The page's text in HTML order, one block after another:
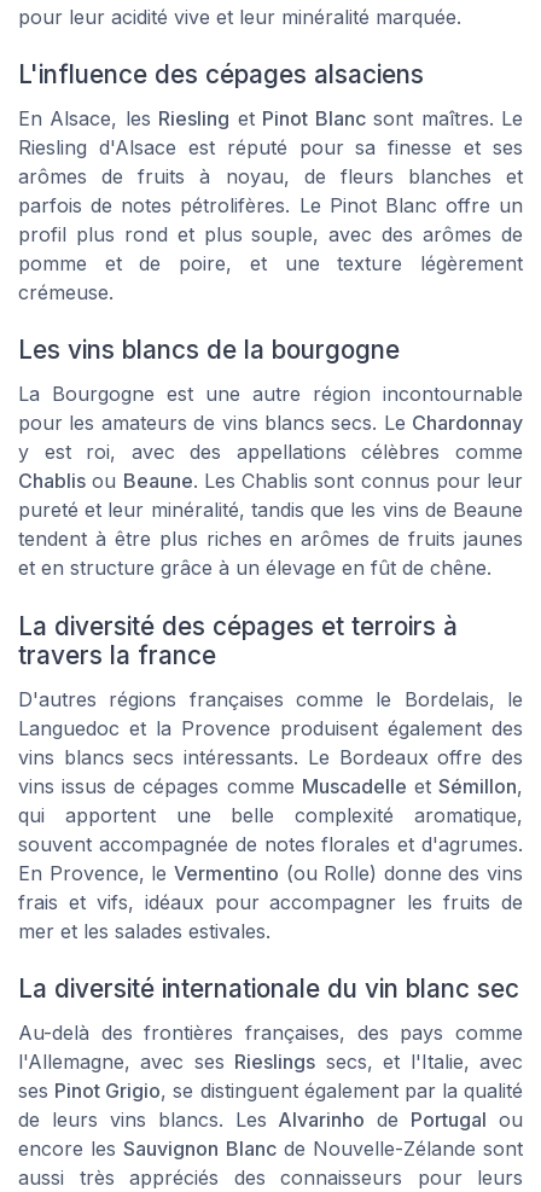
pour leur acidité vive et leur minéralité marquée.
L'influence des cépages alsaciens
En Alsace, les Riesling et Pinot Blancsont maîtres. Le
Riesling d'Alsace est réputé pour sa finesse et ses
arômes de fruits à noyau, de fleurs blanches et
parfois de notes pétrolifères. Le Pinot Blanc offre un
profil plus rond et plus souple, avec des arômes de
pomme et de poire, et une texture légèrement
crémeuse.
Les vins blancs de la bourgogne
La Bourgogne est une autre région incontournable
pour les amateurs de vins blancs secs. Le Chardonnay
y est roi, avec des appellations célèbres comme
Chablis ou Beaune. Les Chablis sont connus pour leur
pureté et leur minéralité, tandis que les vins de Beaune
tendent à être plus riches en arômes de fruits jaunes
et en structure grâce à un élevage en fût de chêne.
La diversité des cépages et terroirs à
travers la france
D'autres régions françaises comme le Bordelais, le
Languedoc et la Provence produisent également des
vins blancs secs intéressants. Le Bordeaux offre des
vins issus de cépages comme Muscadelle etSémillon,
qui apportent une belle complexité aromatique,
souvent accompagnée de notes florales et d'agrumes.
En Provence, le Vermentino (ou Rolle) donne des vins
frais et vifs, idéaux pour accompagner les fruits de
mer et les salades estivales.
La diversité internationale du vin blanc sec
Au-delà des frontières françaises, des pays comme
l'Allemagne, avec ses Rieslings secs, et l'Italie, avec
ses Pinot Grigio, se distinguent également par la qualité
de leurs vins blancs. Les Alvarinho de Portugal ou
encore lesSauvignon Blancde Nouvelle-Zélande sont
aussi très appréciés des connaisseurs pour leurs